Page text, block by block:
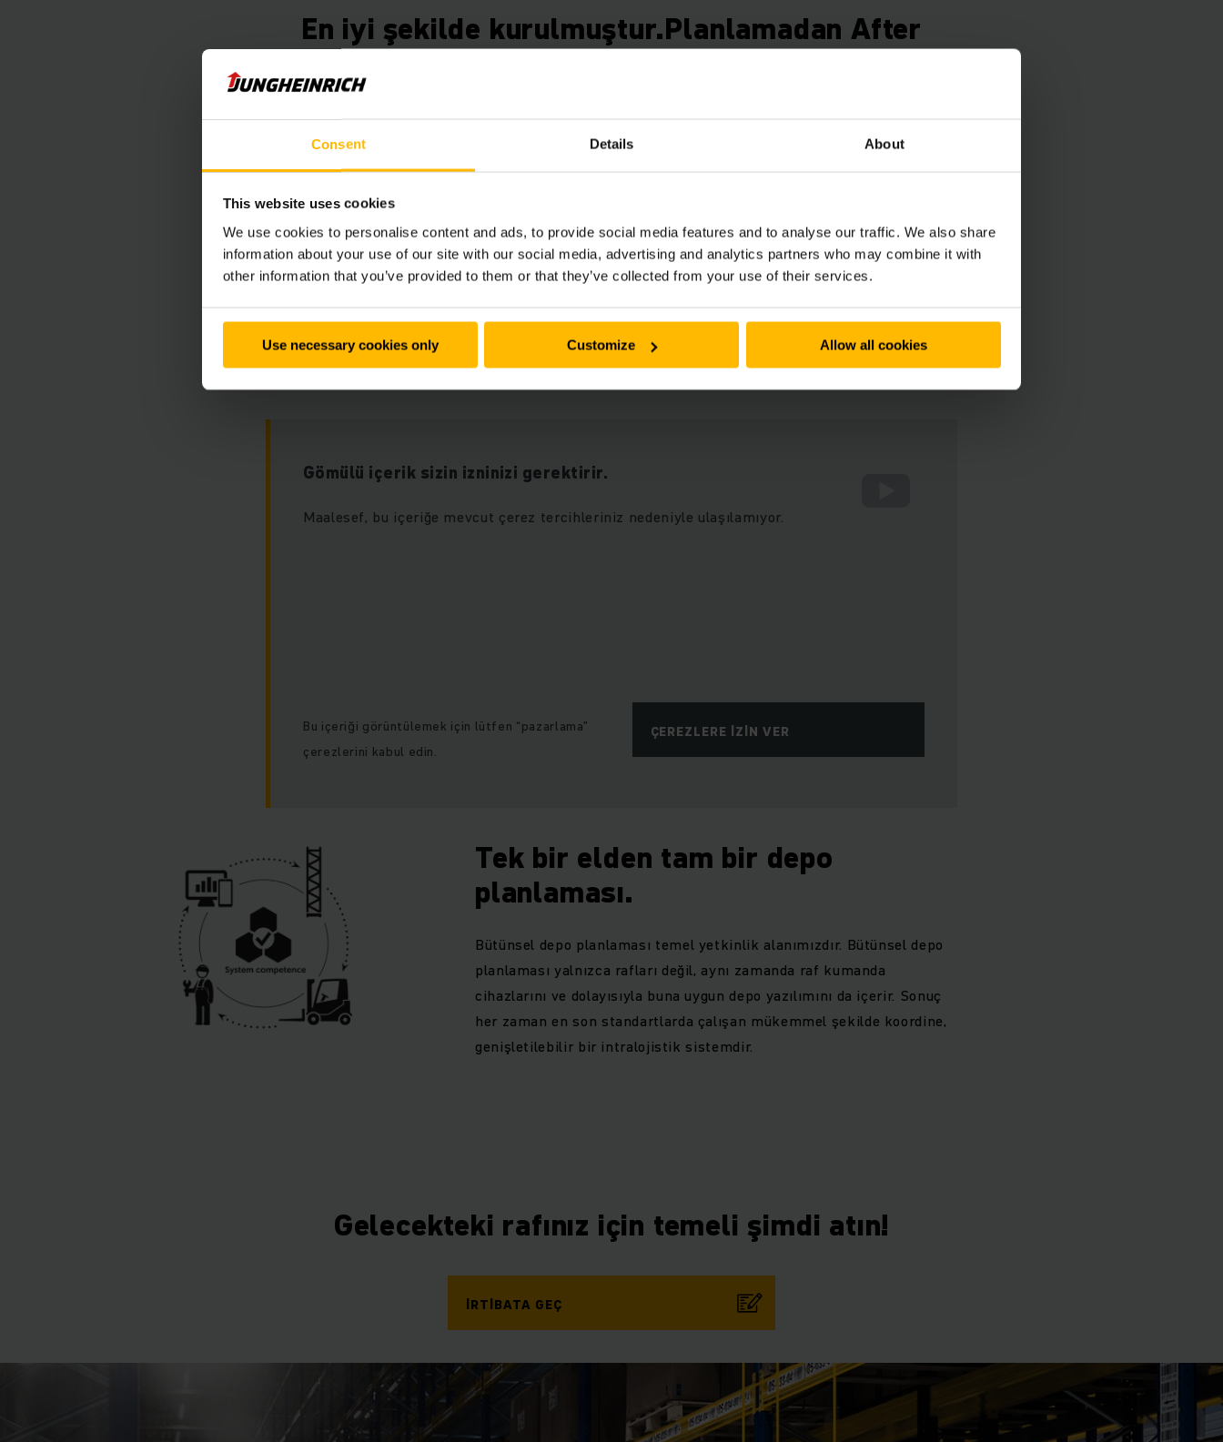
Consent Details About
This website uses cookies
We use cookies to personalise content and ads, to provide social media features and to analyse our traffic. We also share
information about your use of our site with our social media, advertising and analytics partners who may combine it with
other information that you’ve provided to them or that they’ve collected from your use of their services.
Use necessary cookies only Customize Allow all cookies
En iyi şekilde kurulmuştur.Planlamadan After
Sales’e kadar.
Deponuzun kendisini aşması için sağlam bir temele ihtiyacı vardır. Bunu eşsiz yaklaşımımız
sağlamaktadır. Jungheinrich palet rafımızda ürün geliştiriciler ve istatistikçiler, kurulacak sisteme
olan talepleri belirler ve teknik düzenlemeyi gerçekleştirir. Sizin yerinizde yapılan planlama ve
Derinlemesine kontrol.
Çok sayıda şirket içi ve bağımsız test yöntemiyle her Jungheinrich palet rafı taşıma kapasitesini
kanıtlamalıdır. Üretimlerdeki kendi bünyesindeki kontrol yerleri vasıtasıyla hep aynı düzeyde yüksek
kalite sağlıyoruz.
Gömülü içerik sizin izninizi gerektirir.
Maalesef, bu içeriğe mevcut çerez tercihleriniz nedeniyle ulaşılamıyor.
Bu içeriği görüntülemek için lütfen “pazarlama”
çerezlerini kabul edin.
ÇEREZLERE IZIN VER
Tek bir elden tam bir depo
planlaması.
Bütünsel depo planlaması temel yetkinlik alanımızdır. Bütünsel depo
planlaması yalnızca rafları değil, aynı zamanda raf kumanda
cihazlarını ve dolayısıyla buna uygun depo yazılımını da içerir. Sonuç
her zaman en son standartlarda çalışan mükemmel şekilde koordine,
genişletilebilir bir intralojistik sistemdir.
Gelecekteki rafınız için temeli şimdi atın!
İRTIBATA GEÇ